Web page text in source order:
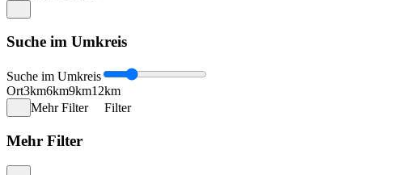
Suche im Umkreis
Suche im Umkreis
Ort3km6km9km12km
Mehr Filter
Filter
Mehr Filter